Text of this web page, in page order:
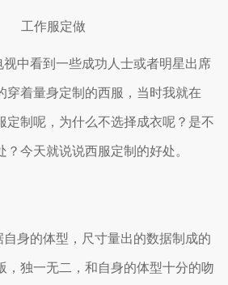
中看到一些成功人士或者明星出席
穿着量身定制的西服，当时我就在
定制呢，为什么不选择成衣呢？是不
今天就说说西服定制的好处。
自身的体型，尺寸量出的数据制成的
，独一无二，和自身的体型十分的吻